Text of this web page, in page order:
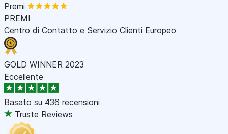
Premi
PREMI
Centro di Contatto e Servizio Clienti Europeo
GOLD WINNER 2023
Eccellente
Basato su 436 recensioni
Truste Reviews